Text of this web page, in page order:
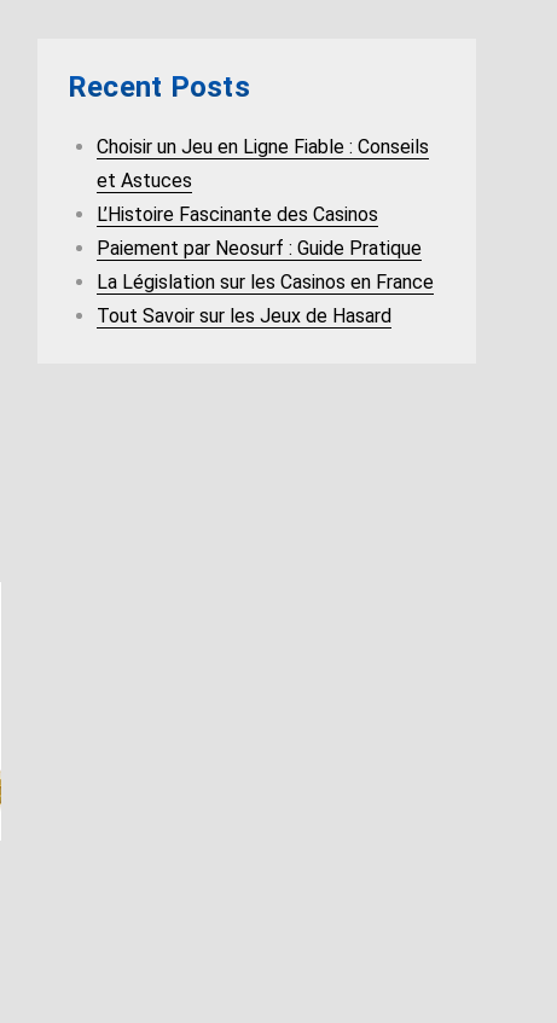
Recent Posts
Choisir un Jeu en Ligne Fiable : Conseils
et Astuces
L’Histoire Fascinante des Casinos
Paiement par Neosurf : Guide Pratique
La Législation sur les Casinos en France
Tout Savoir sur les Jeux de Hasard